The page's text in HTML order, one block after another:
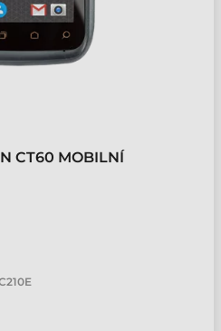
CT60 MOBILNÍ